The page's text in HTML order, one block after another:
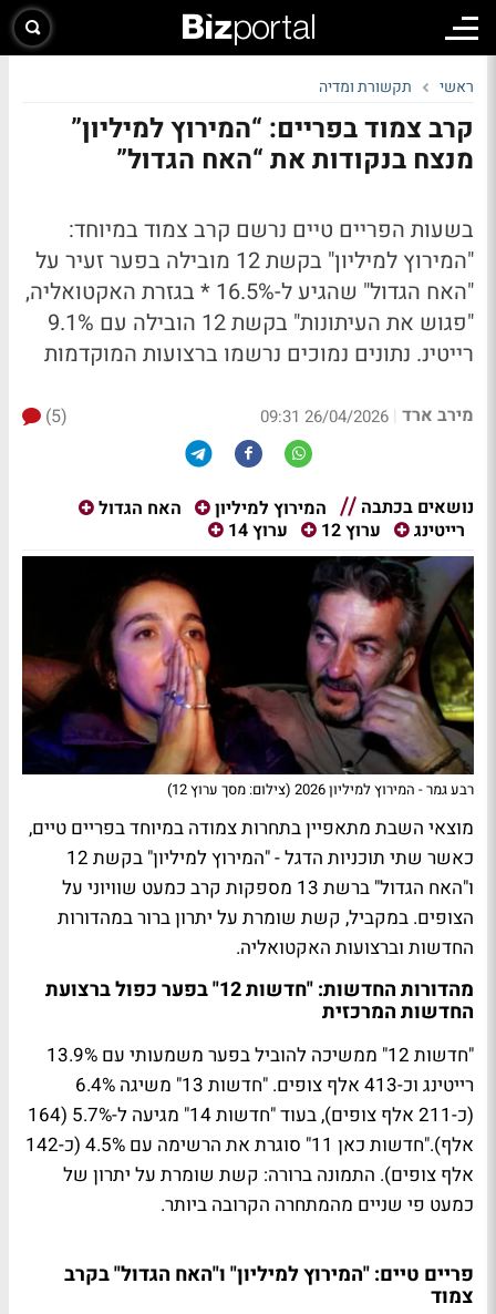
ראשי תקשורת ומדיה
קרב צמוד בפריים: “המירוץ למיליון”
מנצח בנקודות את “האח הגדול”
בשעות הפריים טיים נרשם קרב צמוד במיוחד:
"המירוץ למיליון" בקשת 12 מובילה בפער זעיר על
"האח הגדול" שהגיע ל-16.5% *
בגזרת האקטואליה,
"פגוש את העיתונות" בקשת 12 הובילה עם 9.1%
רייטינ. נתונים נמוכים נרשמו ברצועות המוקדמות
מירב ארד |
26/04/2026 09:31
(5)
נושאים בכתבה המירוץ למיליון
האח הגדול
רייטינג
ערוץ 12 ערוץ 14
רבע גמר - המירוץ למיליון 2026 (צילום: מסך ערוץ 12)
מוצאי השבת מתאפיין בתחרות צמודה במיוחד בפריים טיים,
כאשר שתי תוכניות הדגל - "המירוץ למיליון" בקשת 12
ו"האח הגדול" ברשת 13 מספקות קרב כמעט שוויוני על
הצופים. במקביל, קשת שומרת על יתרון ברור במהדורות
החדשות וברצועות האקטואליה.
מהדורות החדשות: "חדשות 12" בפער כפול ברצועת
החדשות המרכזית
"חדשות 12" ממשיכה להוביל בפער משמעותי עם 13.9%
רייטינג וכ-413 אלף צופים. "חדשות 13" משיגה 6.4%
(כ-211 אלף צופים), בעוד "חדשות 14" מגיעה ל-5.7% (164
אלף)."חדשות כאן 11" סוגרת את הרשימה עם 4.5% (כ-142
אלף צופים). התמונה ברורה: קשת שומרת על יתרון של
כמעט פי שניים מהמתחרה הקרובה ביותר.
פריים טיים: "המירוץ למיליון" ו"האח הגדול" בקרב
צמוד